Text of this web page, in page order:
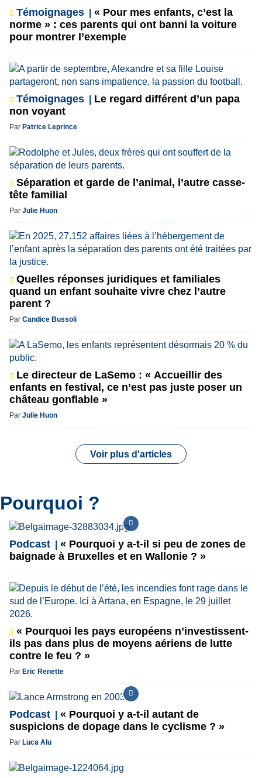
Témoignages
« Pour mes enfants, c’est la
norme » : ces parents qui ont banni la voiture
pour montrer l’exemple
Témoignages
Le regard différent d’un papa
non voyant
Par Patrice Leprince
Séparation et garde de l’animal, l’autre casse-
tête familial
Par Julie Huon
Quelles réponses juridiques et familiales
quand un enfant souhaite vivre chez l’autre
parent ?
Par Candice Bussoli
Le directeur de LaSemo : « Accueillir des
enfants en festival, ce n’est pas juste poser un
château gonflable »
Par Julie Huon
Voir plus d'articles
Pourquoi ?
Podcast
« Pourquoi y a-t-il si peu de zones de
baignade à Bruxelles et en Wallonie ? »
« Pourquoi les pays européens n’investissent-
ils pas dans plus de moyens aériens de lutte
contre le feu ? »
Par Eric Renette
Podcast
« Pourquoi y a-t-il autant de
suspicions de dopage dans le cyclisme ? »
Par Luca Alu